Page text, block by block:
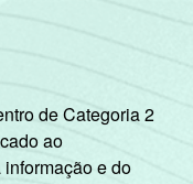
de 2013.
2013
de Categoria 2
ao
e do